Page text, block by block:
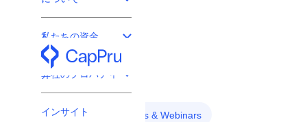
私たちの資金
弊社のプロパティ
インサイト Events & Webinars